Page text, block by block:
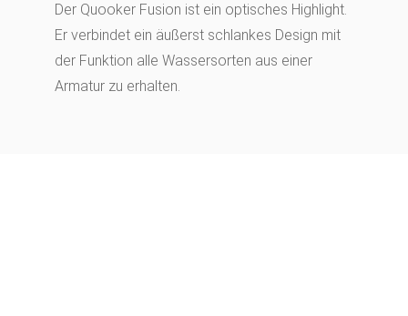
Der Quooker Fusion ist ein optisches Highlight.
Er verbindet ein äußerst schlankes Design mit
der Funktion alle Wassersorten aus einer
Armatur zu erhalten.